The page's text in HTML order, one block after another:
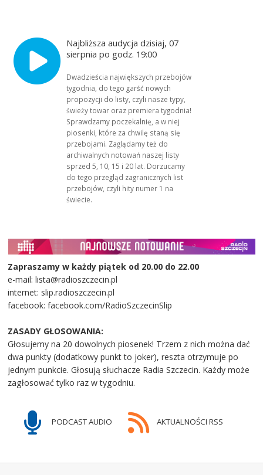
Najbliższa audycja dzisiaj, 07
sierpnia po godz. 19:00
Dwadzieścia największych przebojów
tygodnia, do tego garść nowych
propozycji do listy, czyli nasze typy,
świeży towar oraz premiera tygodnia!
Sprawdzamy poczekalnię, a w niej
piosenki, które za chwilę staną się
przebojami. Zaglądamy też do
archiwalnych notowań naszej listy
sprzed 5, 10, 15 i 20 lat. Dorzucamy
do tego przegląd zagranicznych list
przebojów, czyli hity numer 1 na
świecie.
Zapraszamy w każdy piątek od 20.00 do 22.00
e-mail: lista@radioszczecin.pl
internet: slip.radioszczecin.pl
facebook: facebook.com/RadioSzczecinSlip
ZASADY GŁOSOWANIA:
Głosujemy na 20 dowolnych piosenek! Trzem z nich można dać
dwa punkty (dodatkowy punkt to joker), reszta otrzymuje po
jednym punkcie. Głosują słuchacze Radia Szczecin. Każdy może
zagłosować tylko raz w tygodniu.
PODCAST AUDIO AKTUALNOŚCI RSS